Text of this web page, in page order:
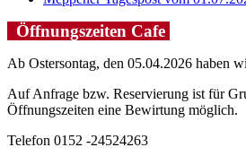
Öffnungszeiten Cafe
Ab Ostersontag, den 05.04.2026 haben
Auf Anfrage bzw. Reservierung ist für
Öffnungszeiten eine Bewirtung möglich.
Telefon 0152 -24524263